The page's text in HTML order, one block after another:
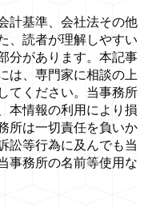
計基準、会社法その他
、読者が理解しやすい
分があります。本記事
は、専門家に相談の上
てください。当事務所
本情報の利用により損
所は一切責任を負いか
訟等行為に及んでも当
事務所の名前等使用な